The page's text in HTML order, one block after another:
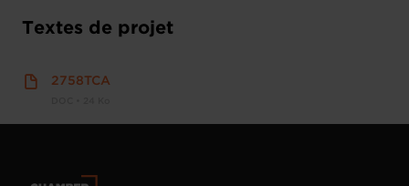
Textes de projet
2758TCA